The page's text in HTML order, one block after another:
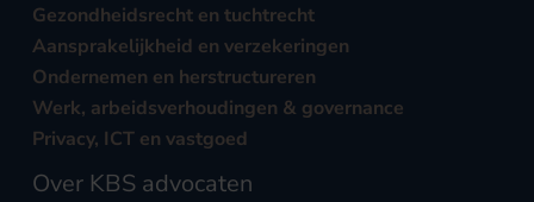
Gezondheidsrecht en tuchtrecht
Aansprakelijkheid en verzekeringen
Ondernemen en herstructureren
Werk, arbeidsverhoudingen & governance
Privacy, ICT en vastgoed
Over KBS advocaten